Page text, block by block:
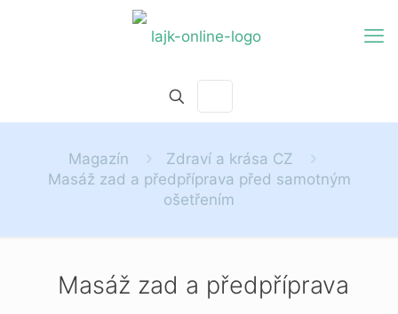
Magazín
Zdraví a krása CZ
Masáž zad a předpříprava před samotným
ošetřením
Masáž zad a předpříprava